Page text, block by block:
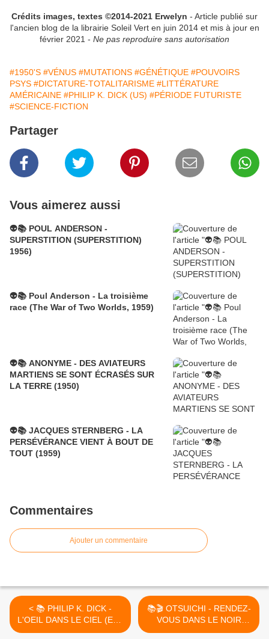
Crédits images, textes ©2014-2021 Erwelyn - Article publié sur
l'ancien blog de la librairie Soleil Vert en juin 2014 et mis à jour en
février 2021 - Ne pas reproduire sans autorisation
#1950'S #VÉNUS #MUTATIONS #GÉNÉTIQUE #POUVOIRS
PSYS #DICTATURE-TOTALITARISME #LITTÉRATURE
AMÉRICAINE #PHILIP K. DICK (US) #PÉRIODE FUTURISTE
#SCIENCE-FICTION
Partager
Vous aimerez aussi
👽📚 POUL ANDERSON -
SUPERSTITION (SUPERSTITION)
1956)
👽📚 Poul Anderson - La troisième
race (The War of Two Worlds, 1959)
👽📚 ANONYME - DES AVIATEURS
MARTIENS SE SONT ÉCRASÉS SUR
LA TERRE (1950)
👽📚 JACQUES STERNBERG - LA
PERSÉVÉRANCE VIENT À BOUT DE
TOUT (1959)
Commentaires
Ajouter un commentaire
< 📚 PHILIP K. DICK -
L'OEIL DANS LE CIEL (EYE
IN THE SKY, 1957)
📚🎬 OTSUICHI - RENDEZ-
VOUS DANS LE NOIR
(KURAI TOKORO DE